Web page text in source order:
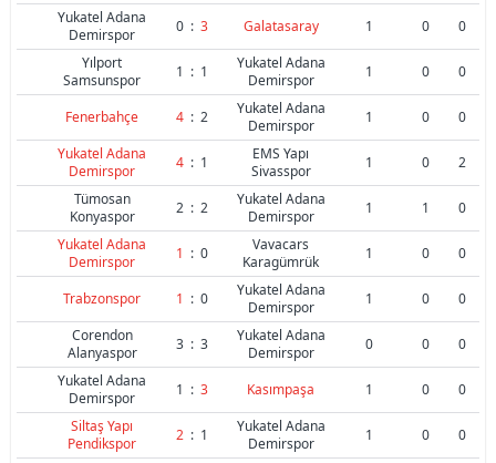
Yukatel Adana
Demirspor
0 : 3 Galatasaray 1 0
0
Yılport
Samsunspor
1 : 1
Yukatel Adana
Demirspor
1 0 0
Fenerbahçe 4 : 2
Yukatel Adana
Demirspor
1 0
0
Yukatel Adana
Demirspor
4 : 1
EMS Yapı
Sivasspor
1 0
2
Tümosan
Konyaspor
2 : 2
Yukatel Adana
Demirspor
1 1
0
Yukatel Adana
Demirspor
1 : 0
Vavacars
Karagümrük
1 0 0
Trabzonspor 1 : 0
Yukatel Adana
Demirspor
1 0
0
Corendon
Alanyaspor
3 : 3
Yukatel Adana
Demirspor
0 0
0
Yukatel Adana
Demirspor
1 : 3 Kasımpaşa 1 0
0
Siltaş Yapı
Pendikspor
2 : 1
Yukatel Adana
Demirspor
1 0
0